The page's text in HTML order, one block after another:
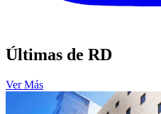
Últimas de RD
Ver Más